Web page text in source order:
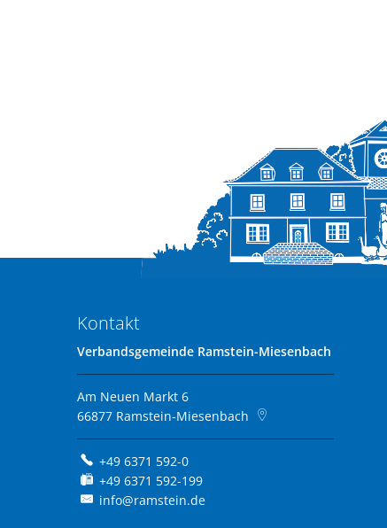
Kontakt
Verbandsgemeinde Ramstein-Miesenbach
Am Neuen Markt 6
66877 Ramstein-Miesenbach
+49 6371 592-0
+49 6371 592-199
info@ramstein.de